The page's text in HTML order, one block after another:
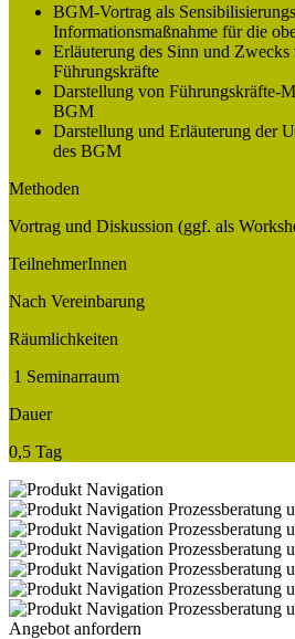
BGM-Vortrag als
Informationsmaßnahme für die
Erläuterung des Sinn und
Führungskräfte
Darstellung von Führungskräfte-
BGM
Darstellung und Erläuterung der
des BGM
Methoden
Vortrag und Diskussion (ggf. als
TeilnehmerInnen
Nach Vereinbarung
Räumlichkeiten
1 Seminarraum
Dauer
0,5 Tag
Angebot anfordern